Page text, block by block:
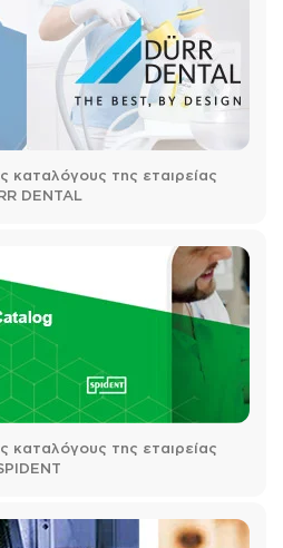
καταλόγους της εταιρείας
DENTAL
καταλόγους της εταιρείας